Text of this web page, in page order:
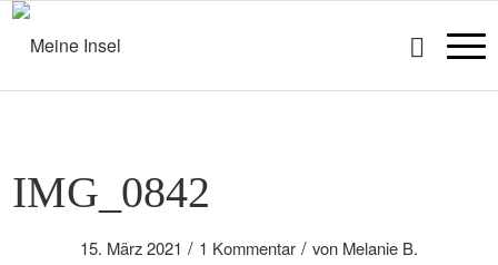
IMG_0842
15. März 2021 / 1 Kommentar / von Melanie B.